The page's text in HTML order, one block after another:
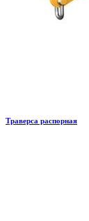
Траверса распорная